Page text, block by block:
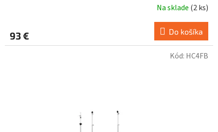
Na sklade (2 ks)
93 € Do košíka
Kód: HC4FB